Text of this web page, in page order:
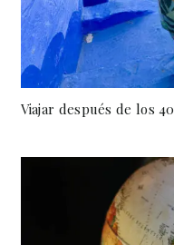
Viajar después de los 40